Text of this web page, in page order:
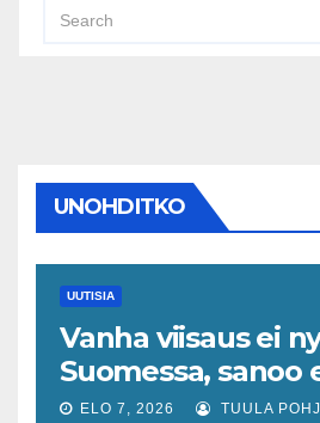
UNOHDITKO
UUTISIA
Vanha viisaus ei
Suomessa, sanoo
joka odottaa
ELO 7, 2026 TUULA